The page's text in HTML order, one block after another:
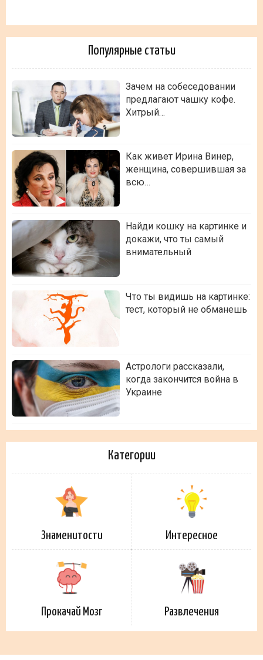
Популярные статьи
Зачем на собеседовании
предлагают чашку кофе.
Хитрый…
Как живет Ирина Винер,
женщина, совершившая за
всю…
Найди кошку на картинке и
докажи, что ты самый
внимательный
Что ты видишь на картинке:
тест, который не обманешь
Астрологи рассказали,
когда закончится война в
Украине
Категории
Знаменитости Интересное
Прокачай Мозг Развлечения